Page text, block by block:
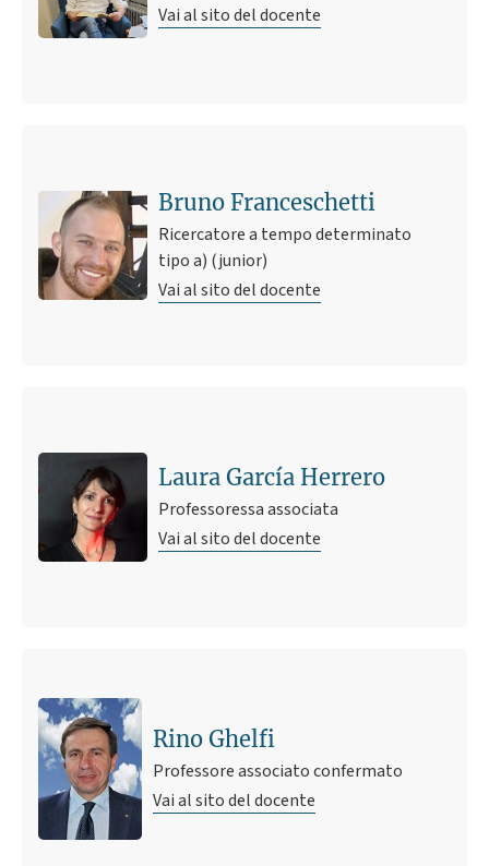
Vai al sito del docente
Bruno Franceschetti
Ricercatore a tempo determinato
tipo a) (junior)
Vai al sito del docente
Laura García Herrero
Professoressa associata
Vai al sito del docente
Rino Ghelfi
Professore associato confermato
Vai al sito del docente